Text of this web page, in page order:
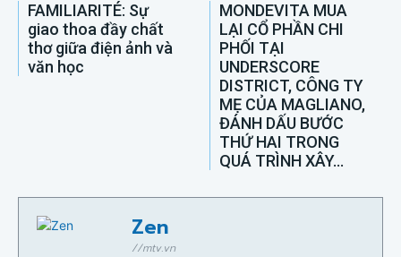
FAMILIARITÉ: Sự
giao thoa đầy chất
thơ giữa điện ảnh và
văn học
MONDEVITA MUA
LẠI CỔ PHẦN CHI
PHỐI TẠI
UNDERSCORE
DISTRICT, CÔNG TY
MẸ CỦA MAGLIANO,
ĐÁNH DẤU BƯỚC
THỨ HAI TRONG
QUÁ TRÌNH XÂY...
Zen
//mtv.vn